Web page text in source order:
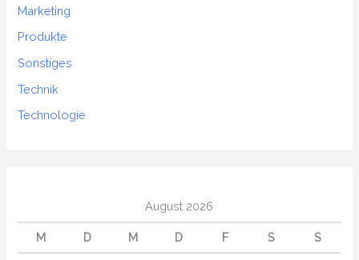
Marketing
Produkte
Sonstiges
Technik
Technologie
August 2026
M D M D F S S